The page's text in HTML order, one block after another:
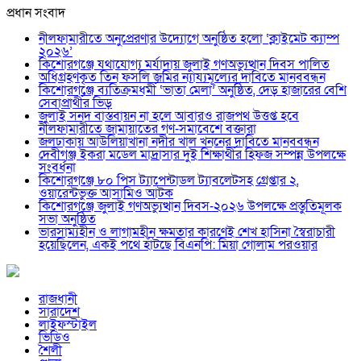
প্রধান সংবাদ
নীলফামারীতে অনুপ্রেরণার উদ্যোগে অনুষ্ঠিত হলো ‘ক্লাইমেট ক্যাম্প
২০২৬’
কিশোরগঞ্জে যথাযোগ্য মর্যাদায় জুলাই গণঅভ্যুত্থান দিবস পালিত
অধিগ্রহণকৃত তিন ফসলি জমির ন্যায্যমূল্যের দাবিতে মানববন্ধন
কিশোরগঞ্জে ব্যতিক্রমধর্মী ‘ভাতা মেলা’ অনুষ্ঠিত, দেড় হাজারের বেশি
সেবাপ্রার্থীর ভিড়
জুলাই সনদ বাস্তবায়ন না হলে আবারও রাজপথ উত্তপ্ত হবে
নীলফামারীতে জামায়াতের গণ-সমাবেশে বক্তারা
জলঢাকায় আউলিয়াখানা নদীর খাল খননের দাবিতে মানববন্ধন
দেবীগঞ্জ ইকরা মডেল মাদ্রাসার দুই শিক্ষার্থীর হিফজ সম্পন্ন উপলক্ষে
সংবর্ধনা
কিশোরগঞ্জে ৮০ পিস ট্যাপেন্টাডল ট্যাবলেটসহ গ্রেপ্তার ২,
ওয়ারেন্টভুক্ত আসামিও আটক
কিশোরগঞ্জে জুলাই গণঅভ্যুত্থান দিবস-২০২৬ উপলক্ষে প্রস্তুতিমূলক
সভা অনুষ্ঠিত
ভারসাম্যহীন ও লাগামহীন ক্ষমতার কারণেই শেখ হাসিনা স্বৈরাচারী
হয়েছিলেন, একই পথে হাঁটছে বিএনপি: মিয়া গোলাম পরওয়ার
রাজধানী
সারাদেশ
লাইফস্টাইল
ভিডিও
শৈলী